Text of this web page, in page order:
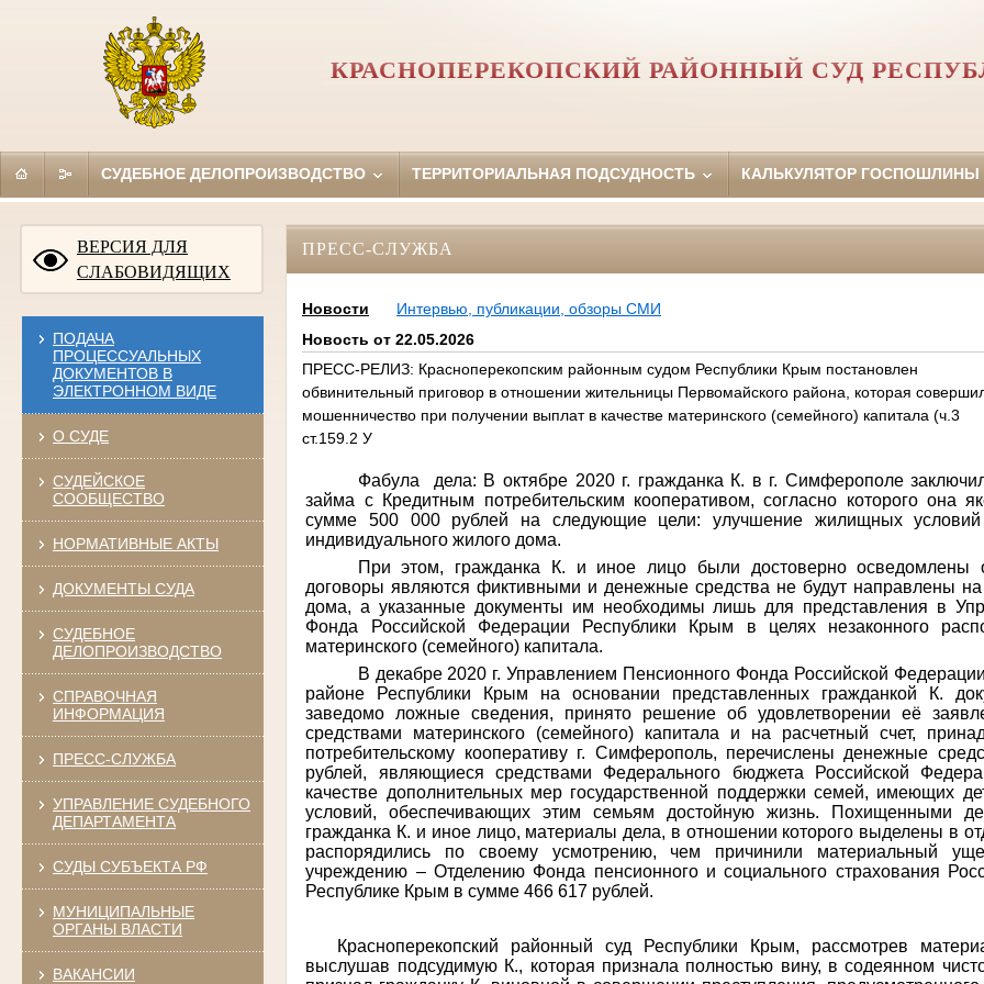
КРАСНОПЕРЕКОПСКИЙ РАЙОННЫЙ СУД
СУДЕБНОЕ ДЕЛОПРОИЗВОДСТВО ТЕРРИТОРИАЛЬНАЯ ПОДСУДНОСТЬ КАЛЬКУЛЯТОР ГОСПОШЛИНЫ
ВЕРСИЯ ДЛЯ
СЛАБОВИДЯЩИХ
ПОДАЧА
ПРОЦЕССУАЛЬНЫХ
ДОКУМЕНТОВ В
ЭЛЕКТРОННОМ ВИДЕ
О СУДЕ
СУДЕЙСКОЕ
СООБЩЕСТВО
НОРМАТИВНЫЕ АКТЫ
ДОКУМЕНТЫ СУДА
СУДЕБНОЕ
ДЕЛОПРОИЗВОДСТВО
СПРАВОЧНАЯ
ИНФОРМАЦИЯ
ПРЕСС-СЛУЖБА
УПРАВЛЕНИЕ СУДЕБНОГО
ДЕПАРТАМЕНТА
СУДЫ СУБЪЕКТА РФ
МУНИЦИПАЛЬНЫЕ
ОРГАНЫ ВЛАСТИ
ВАКАНСИИ
ПРЕСС-СЛУЖБА
Новости
Интервью, публикации, обзоры СМИ
Новость от 22.05.2026
ПРЕСС-РЕЛИЗ: Красноперекопским районным судом Республики Крым постановлен
обвинительный приговор в отношении жительницы Первомайского района, которая
мошенничество при получении выплат в качестве материнского (семейного) капитала (ч.3
ст.159.2 У
Фабула дела: В октябре 2020 г. гражданка К. в г. Симферополе
займа с Кредитным потребительским кооперативом, согласно которого она
сумме 500 000 рублей на следующие цели: улучшение жилищных условий
индивидуального жилого дома.
При этом, гражданка К. и иное лицо были достоверно осведомлены
договоры являются фиктивными и денежные средства не будут направлены на
дома, а указанные документы им необходимы лишь для представления в
Фонда Российской Федерации Республики Крым в целях незаконного
материнского (семейного) капитала.
В декабре 2020 г. Управлением Пенсионного Фонда Российской
районе Республики Крым на основании представленных гражданкой К.
заведомо ложные сведения, принято решение об удовлетворении её
средствами материнского (семейного) капитала и на расчетный счет,
потребительскому кооперативу г. Симферополь, перечислены денежные
рублей, являющиеся средствами Федерального бюджета Российской
качестве дополнительных мер государственной поддержки семей, имеющих
условий, обеспечивающих этим семьям достойную жизнь. Похищенными
гражданка К. и иное лицо, материалы дела, в отношении которого выделены в
распорядились по своему усмотрению, чем причинили материальный
учреждению – Отделению Фонда пенсионного и социального страхования
Республике Крым в сумме 466 617 рублей.
Красноперекопский районный суд Республики Крым, рассмотрев
выслушав подсудимую К., которая признала полностью вину, в содеянном